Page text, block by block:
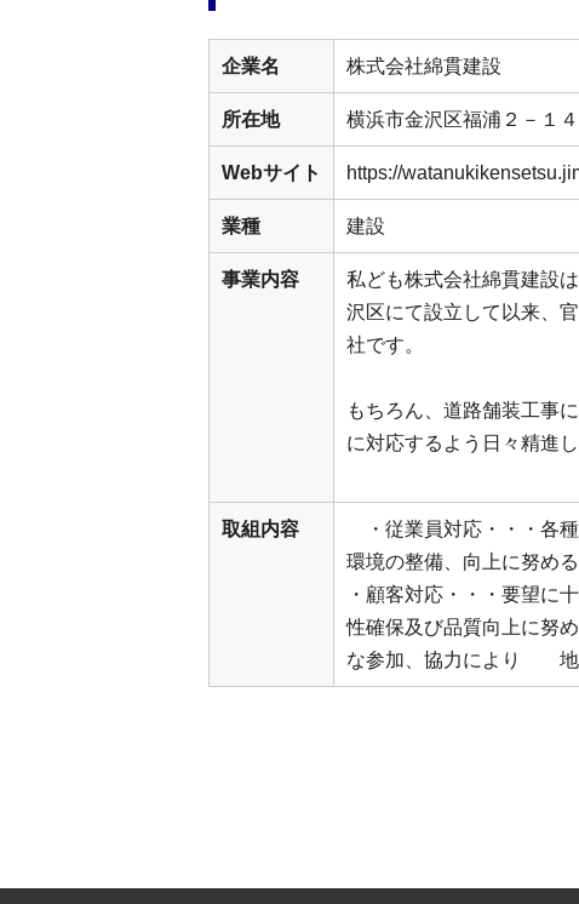
企業名 株式会社綿貫建設
所在地 横浜市金沢区福浦２－１４
Webサイト https://
業種 建設
事業内容
私ども株式会社綿貫建設
沢区にて設立して以来、
社です。
もちろん、道路舗装工事
に対応するよう日々精進し
取組内容
・従業員対応・・・各
環境の整備、向上に努める
・顧客対応・・・要望
性確保及び品質向上に
な参加、協力により 地